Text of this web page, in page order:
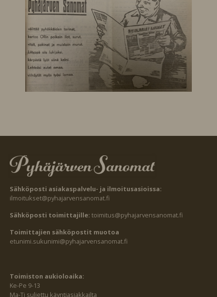
Sähköposti asiakaspalvelu- ja ilmoitusasioissa:
ilmoitukset@pyhajarvensanomat.fi
Sähköposti toimittajille: toimitus@pyhajarvensanomat.fi
Toimittajien sähköpostit muotoa
etunimi.sukunimi@pyhajarvensanomat.fi
Toimiston aukioloaika:
Ke-Pe 9-13
Ma-Ti suljettu käyntiasiakkailta